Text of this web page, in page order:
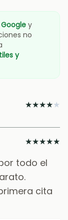
y
no
y
★★★★★
★★★★★
todo el
cita